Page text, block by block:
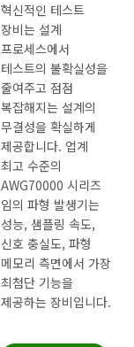
혁신적인 테스트
장비는 설계
프로세스에서
테스트의 불확실성을
줄여주고 점점
복잡해지는 설계의
무결성을 확실하게
제공합니다. 업계
최고 수준의
AWG70000 시리즈
임의 파형 발생기는
성능, 샘플링 속도,
신호 충실도, 파형
메모리 측면에서 가장
최첨단 기능을
제공하는 장비입니다.